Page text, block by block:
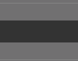
正アクセス・紛
るため、必要か